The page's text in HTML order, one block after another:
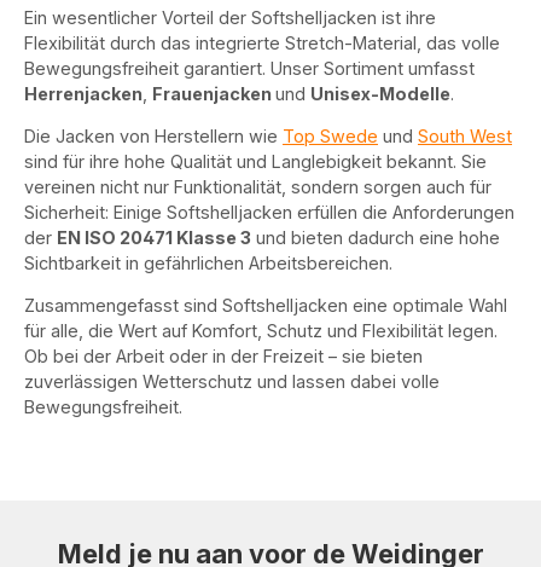
Ein wesentlicher Vorteil der Softshelljacken ist ihre
Flexibilität durch das integrierte Stretch-Material, das volle
Bewegungsfreiheit garantiert. Unser Sortiment umfasst
Herrenjacken Frauenjackenund Unisex-Modelle.
Die Jacken von Herstellern wie Top Swede und South West
sind für ihre hohe Qualität und Langlebigkeit bekannt. Sie
vereinen nicht nur Funktionalität, sondern sorgen auch für
Sicherheit: Einige Softshelljacken erfüllen die Anforderungen
der EN ISO 20471 Klasse 3 und bieten dadurch eine hohe
Sichtbarkeit in gefährlichen Arbeitsbereichen.
Zusammengefasst sind Softshelljacken eine optimale Wahl
für alle, die Wert auf Komfort, Schutz und Flexibilität legen.
Ob bei der Arbeit oder in der Freizeit – sie bieten
zuverlässigen Wetterschutz und lassen dabei volle
Bewegungsfreiheit.
Meld je nu aan voor de Weidinger